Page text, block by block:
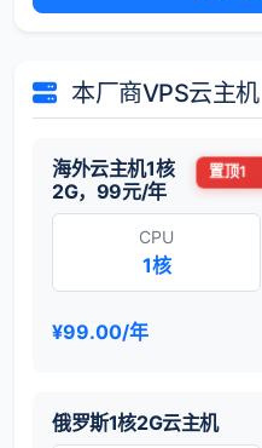
本厂商VPS云主机
海外云主机1核
2G，99元/年
置顶1
CPU
1核
¥99.00/年
俄罗斯1核2G云主机